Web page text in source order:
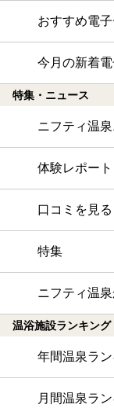
おすすめ電
今月の新着
特集・ニュース
ニフティ温
体験レポート
口コミを見る
特集
ニフティ温
温浴施設ランキング
年間温泉ラ
月間温泉ラ